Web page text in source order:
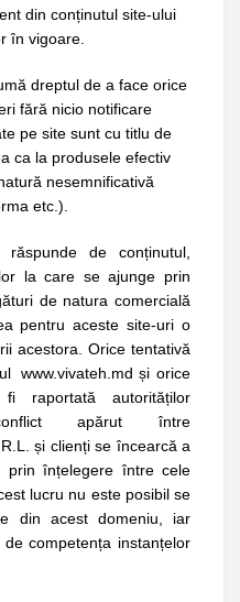
din conținutul site-ului
în vigoare.
dreptul de a face orice
fără nicio notificare
pe site sunt cu titlu de
ca la produsele efectiv
nesemnificativă
etc.).
răspunde de conținutul,
la care se ajunge prin
de natura comercială
pentru aceste site-uri o
acestora. Orice tentativă
www.vivateh.md și orice
raportată autorităților
apărut între
și clienți se încearcă a
prin înțelegere între cele
lucru nu este posibil se
din acest domeniu, iar
competența instanțelor